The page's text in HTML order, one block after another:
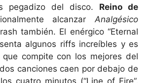
pegadizo del disco. Reino de
alcanzarAnalgésico
también. El enérgico “Eternal
algunos riffs increíbles y es
compite con los mejores del
canciones caen por debajo de
cuatro minutos (“Line of Fire”,